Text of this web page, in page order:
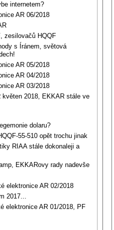
internetem?
AR 06/2018
zesilovačů HQQF
s Íránem, světová
AR 05/2018
AR 04/2018
AR 03/2018
květen 2018, EKKAR stále ve
dolaru?
55-510 opět trochu jinak
RIAA stále dokonaleji a
EKKARovy rady nadevše
elektronice AR 02/2018
2017...
elektronice AR 01/2018, PF